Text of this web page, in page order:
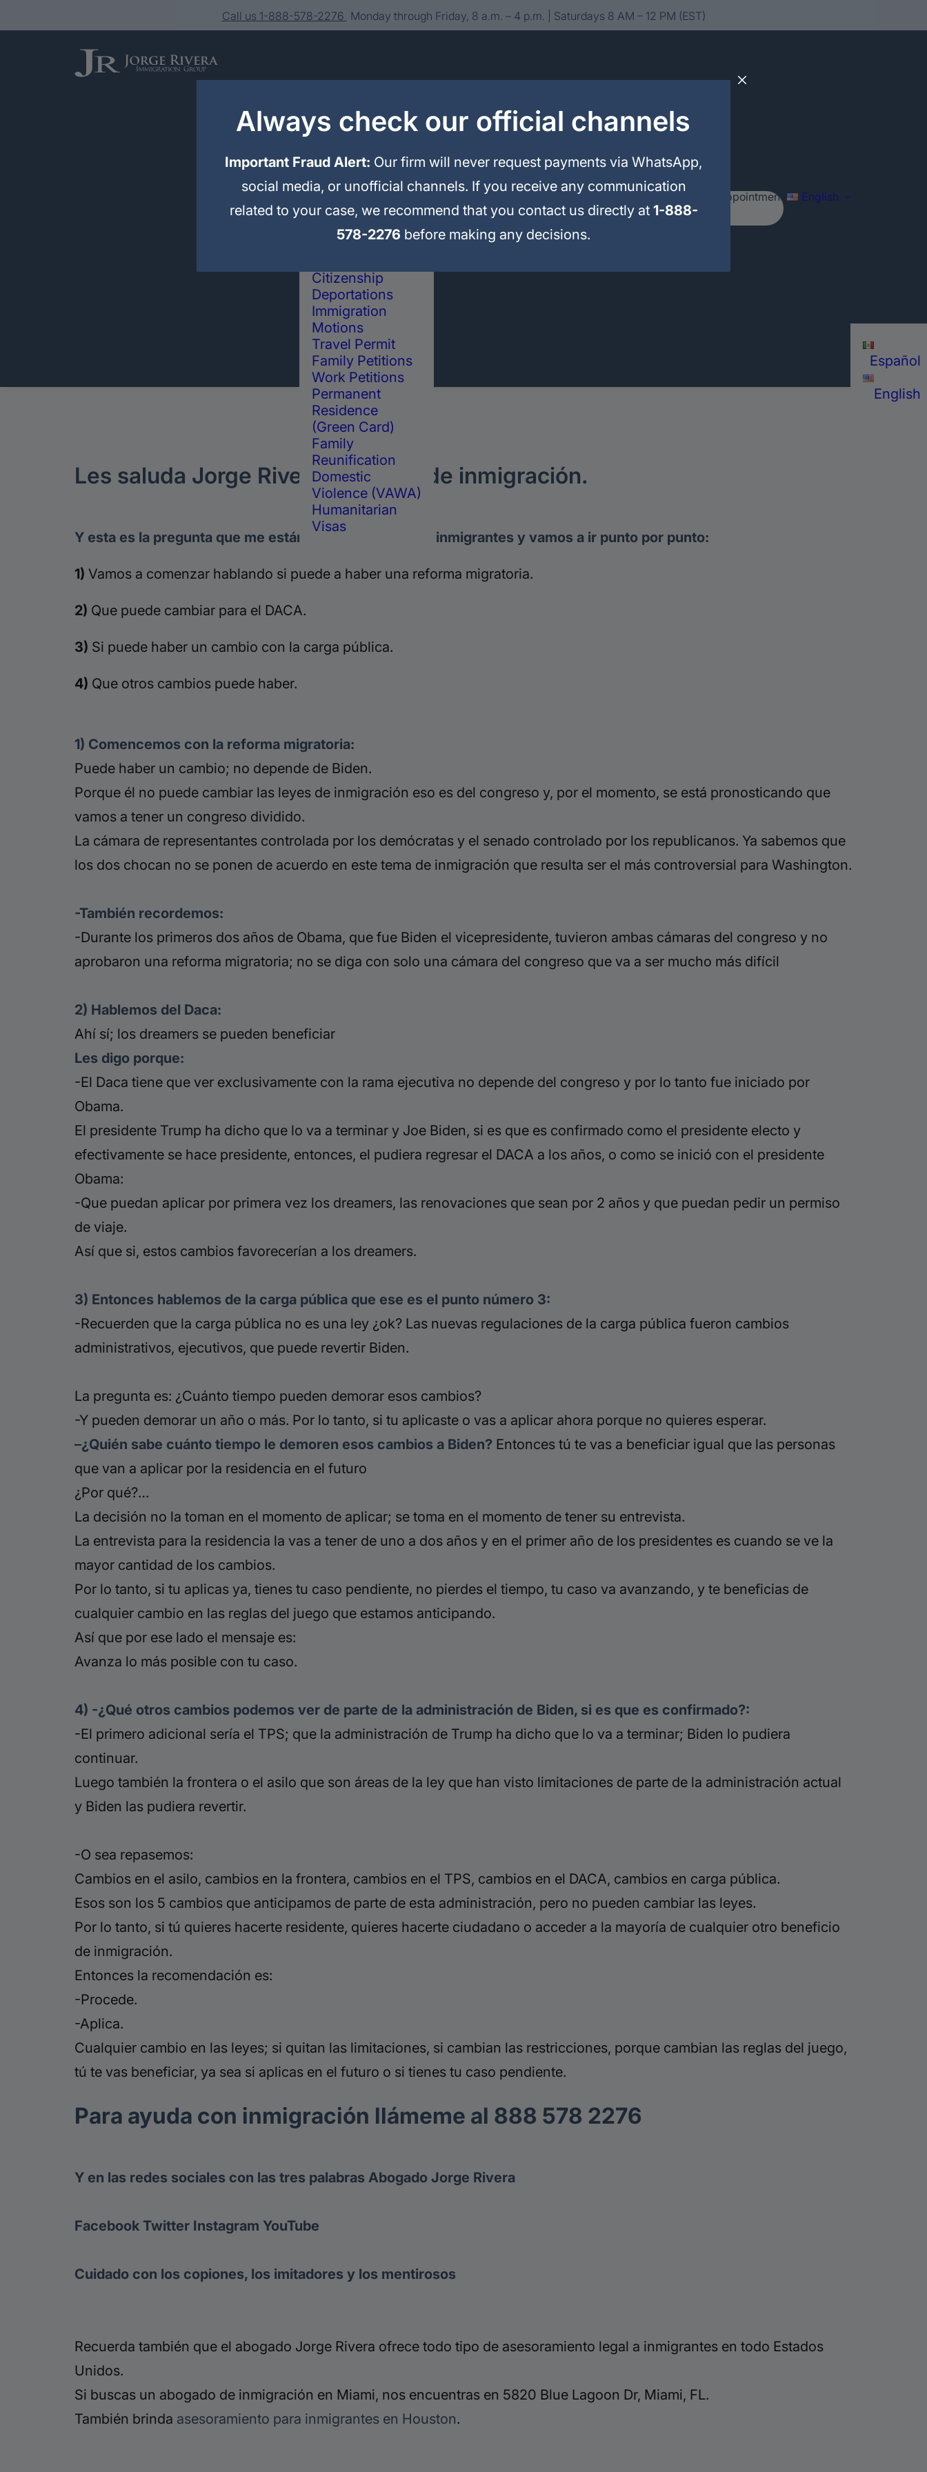
Call us 1-888-578-2276 Monday through Friday, 8 a.m. – 4 p.m. | Saturdays 8 AM – 12 PM (EST)
Immigration
Legal Advice and
Representation
Citizenship
Deportations
Immigration
Motions
Travel Permit
Family Petitions
Work Petitions
Permanent
Residence
(Green Card)
Family
Reunification
Domestic
Violence (VAWA)
Humanitarian
Visas
Editorial Schedule your appointment English
Español
English
Les saluda Jorge Rivera abogado de inmigración.
Y esta es la pregunta que me están haciendo todos los inmigrantes y vamos a ir punto por punto:
1) Vamos a comenzar hablando si puede a haber una reforma migratoria.
2) Que puede cambiar para el DACA.
3) Si puede haber un cambio con la carga pública.
4) Que otros cambios puede haber.
1) Comencemos con la reforma migratoria:
Puede haber un cambio; no depende de Biden.
Porque él no puede cambiar las leyes de inmigración eso es del congreso y, por el momento, se está pronosticando que
vamos a tener un congreso dividido.
La cámara de representantes controlada por los demócratas y el senado controlado por los republicanos. Ya sabemos que
los dos chocan no se ponen de acuerdo en este tema de inmigración que resulta ser el más controversial para Washington.
-También recordemos:
-Durante los primeros dos años de Obama, que fue Biden el vicepresidente, tuvieron ambas cámaras del congreso y no
aprobaron una reforma migratoria; no se diga con solo una cámara del congreso que va a ser mucho más difícil
2) Hablemos del Daca:
Ahí sí; los dreamers se pueden beneficiar
Les digo porque:
-El Daca tiene que ver exclusivamente con la rama ejecutiva no depende del congreso y por lo tanto fue iniciado por
Obama.
El presidente Trump ha dicho que lo va a terminar y Joe Biden, si es que es confirmado como el presidente electo y
efectivamente se hace presidente, entonces, el pudiera regresar el DACA a los años, o como se inició con el presidente
Obama:
-Que puedan aplicar por primera vez los dreamers, las renovaciones que sean por 2 años y que puedan pedir un permiso
de viaje.
Así que si, estos cambios favorecerían a los dreamers.
3) Entonces hablemos de la carga pública que ese es el punto número 3:
-Recuerden que la carga pública no es una ley ¿ok? Las nuevas regulaciones de la carga pública fueron cambios
administrativos, ejecutivos, que puede revertir Biden.
La pregunta es: ¿Cuánto tiempo pueden demorar esos cambios?
-Y pueden demorar un año o más. Por lo tanto, si tu aplicaste o vas a aplicar ahora porque no quieres esperar.
–¿Quién sabe cuánto tiempo le demoren esos cambios a Biden? Entonces tú te vas a beneficiar igual que las personas
que van a aplicar por la residencia en el futuro
¿Por qué?…
La decisión no la toman en el momento de aplicar; se toma en el momento de tener su entrevista.
La entrevista para la residencia la vas a tener de uno a dos años y en el primer año de los presidentes es cuando se ve la
mayor cantidad de los cambios.
Por lo tanto, si tu aplicas ya, tienes tu caso pendiente, no pierdes el tiempo, tu caso va avanzando, y te beneficias de
cualquier cambio en las reglas del juego que estamos anticipando.
Así que por ese lado el mensaje es:
Avanza lo más posible con tu caso.
4) -¿Qué otros cambios podemos ver de parte de la administración de Biden, si es que es confirmado?:
-El primero adicional sería el TPS; que la administración de Trump ha dicho que lo va a terminar; Biden lo pudiera
continuar.
Luego también la frontera o el asilo que son áreas de la ley que han visto limitaciones de parte de la administración actual
y Biden las pudiera revertir.
-O sea repasemos:
Cambios en el asilo, cambios en la frontera, cambios en el TPS, cambios en el DACA, cambios en carga pública.
Esos son los 5 cambios que anticipamos de parte de esta administración, pero no pueden cambiar las leyes.
Por lo tanto, si tú quieres hacerte residente, quieres hacerte ciudadano o acceder a la mayoría de cualquier otro beneficio
de inmigración.
Entonces la recomendación es:
-Procede.
-Aplica.
Cualquier cambio en las leyes; si quitan las limitaciones, si cambian las restricciones, porque cambian las reglas del juego,
tú te vas beneficiar, ya sea si aplicas en el futuro o si tienes tu caso pendiente.
Para ayuda con inmigración llámeme al 888 578 2276
Y en las redes sociales con las tres palabras Abogado Jorge Rivera
Facebook Twitter Instagram YouTube
Cuidado con los copiones, los imitadores y los mentirosos
Recuerda también que el abogado Jorge Rivera ofrece todo tipo de asesoramiento legal a inmigrantes en todo Estados
Unidos.
Si buscas un abogado de inmigración en Miami, nos encuentras en 5820 Blue Lagoon Dr, Miami, FL.
También brinda asesoramiento para inmigrantes en Houston.
Always check our official channels
Important Fraud Alert: Our firm will never request payments via WhatsApp,
social media, or unofficial channels. If you receive any communication
related to your case, we recommend that you contact us directly at 1-888-
578-2276 before making any decisions.